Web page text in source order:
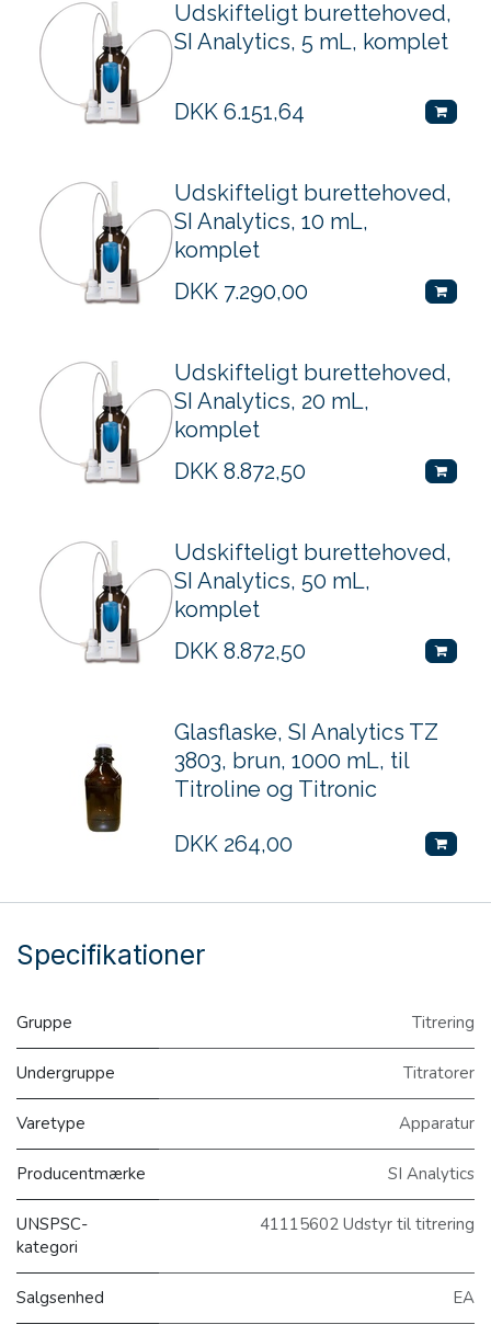
Udskifteligt burettehoved,
SI Analytics, 5 mL, komplet
DKK 6.151,64
Udskifteligt burettehoved,
SI Analytics, 10 mL,
komplet
DKK 7.290,00
Udskifteligt burettehoved,
SI Analytics, 20 mL,
komplet
DKK 8.872,50
Udskifteligt burettehoved,
SI Analytics, 50 mL,
komplet
DKK 8.872,50
Glasflaske, SI Analytics TZ
3803, brun, 1000 mL, til
Titroline og Titronic
DKK 264,00
Specifikationer
Gruppe Titrering
Undergruppe Titratorer
Varetype Apparatur
Producentmærke SI Analytics
UNSPSC-
kategori
41115602 Udstyr til titrering
Salgsenhed EA